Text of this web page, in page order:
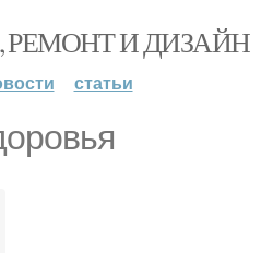
РЕМОНТ И ДИЗАЙН
статьи